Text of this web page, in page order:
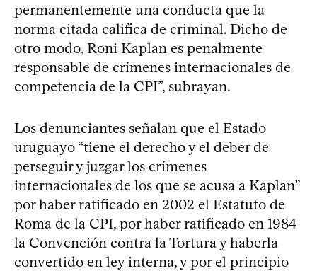
permanentemente una conducta que la
norma citada califica de criminal. Dicho de
otro modo, Roni Kaplan es penalmente
responsable de crímenes internacionales de
competencia de la CPI”, subrayan.
Los denunciantes señalan que el Estado
uruguayo “tiene el derecho y el deber de
perseguir y juzgar los crímenes
internacionales de los que se acusa a Kaplan”
por haber ratificado en 2002 el Estatuto de
Roma de la CPI, por haber ratificado en 1984
la Convención contra la Tortura y haberla
convertido en ley interna, y por el principio